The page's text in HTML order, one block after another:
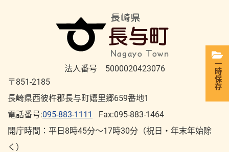
法人番号 5000020423076
〒851-2185
長崎県西彼杵郡長与町嬉里郷659番地1
電話番号:095-883-1111
Fax:095-883-1464
開庁時間：平⽇8時45分～17時30分（祝⽇・年末年始除
く）
一時保存